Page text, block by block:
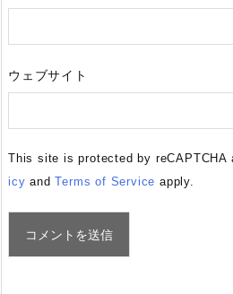
ウェブサイト
This site is protected by reCAPTCHA
icy andTerms of Service apply.